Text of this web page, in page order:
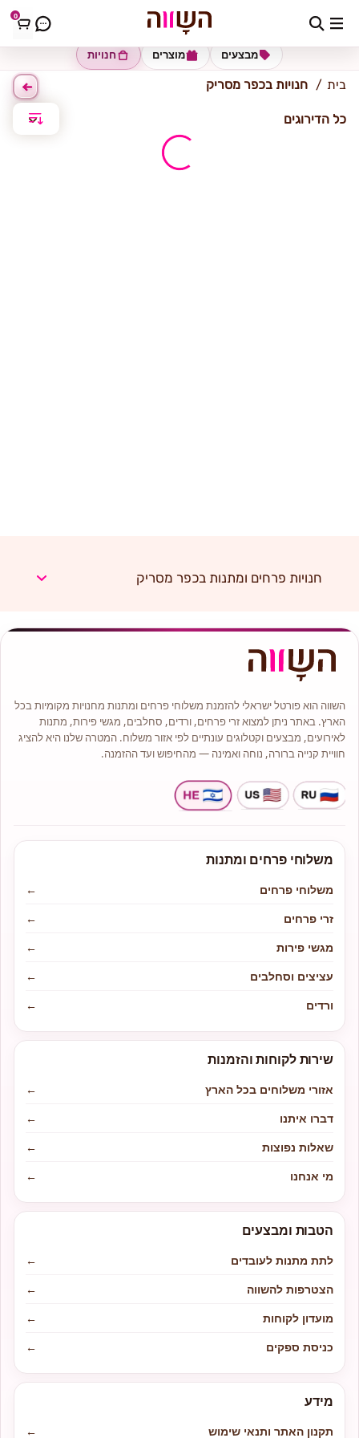
0 כפר מסריק
חנויות מוצרים מבצעים
בית חנויות בכפר מסריק
כל הדירוגים
חנויות פרחים ומתנות בכפר מסריק
השווה הוא פורטל ישראלי להזמנת משלוחי פרחים ומתנות מחנויות מקומיות בכל
הארץ. באתר ניתן למצוא זרי פרחים, ורדים, סחלבים, מגשי פירות, מתנות
לאירועים, מבצעים וקטלוגים עונתיים לפי אזור משלוח. המטרה שלנו היא להציג
חוויית קנייה ברורה, נוחה ואמינה — מהחיפוש ועד ההזמנה.
משלוחי פרחים ומתנות
משלוחי פרחים
←
זרי פרחים
←
מגשי פירות
←
עציצים וסחלבים
←
ורדים
←
שירות לקוחות והזמנות
אזורי משלוחים בכל הארץ
←
דברו איתנו
←
שאלות נפוצות
←
מי אנחנו
←
הטבות ומבצעים
לתת מתנות לעובדים
←
הצטרפות להשווה
←
מועדון לקוחות
←
כניסת ספקים
←
מידע
תקנון האתר ותנאי שימוש ←